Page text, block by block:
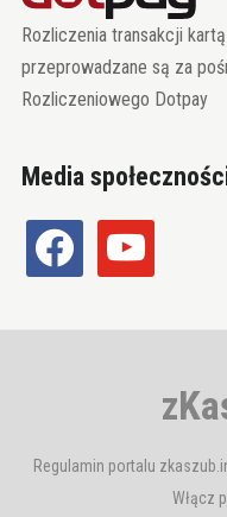
Rozliczenia transakcji
przeprowadzane są za
Rozliczeniowego Dotpay
Media
facebook youtube
Regulamin portalu
Włącz